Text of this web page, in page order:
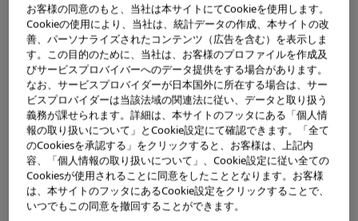
ympus America Inc.（以下オリンパスアメリカ、社長：Mark
Gumz、本社：ニューヨーク州メルビル）は、北米における内視
鏡修理部門を分離して「Olympus Medical Equipment Servic
es America Inc. (社長：Mark Gumz、本社：ニューヨーク州メ
ルビル」を新たに設立し4月1日から業務を開始します。新会社
は、北米の集中修理センターであるサンノゼ ナショナル サービ
スセンター（San Jose National Service Center、カリフォル
ニア州サンノゼ）において、日本で培った修理ユニットの製造
ノウハウやIE（インダストリアル・エンジニアリング）※を展開
していきます。これにより、修理のQCD（品質、コスト、納
期）を更に向上させます。同時に、オリンパスアメリカは北米
全域に修理を未然に防ぐための保守サービス要員を配置し、サ
お客様の同意のもと、当社は本サイトにてCookieを使用します。
Cookieの使用により、当社は、統計データの作成、本サイトの改
善、パーソナライズされたコンテンツ（広告を含む）を表示しま
す。この目的のために、当社は、お客様のプロファイルを作成及
びサービスプロバイバーへのデータ提供をする場合があります。
なお、サービスプロバイダーが日本国外に所在する場合は、サー
ビスプロバイダーは当該法域の関連法に従い、データと取り扱う
義務が課せられます。詳細は、本サイトのフッタにある「個人情
報の取り扱いについて」とCookie設定にて確認できます。「全て
のCookiesを承認する」をクリックすると、お客様は、上記内
容、「個人情報の取り扱いについて」、Cookie設定に従い全ての
Cookiesが使用されることに同意をしたこととなります。お客様
は、本サイトのフッタにあるCookie設定をクリックすることで、
いつでもこの同意を撤回することができます。